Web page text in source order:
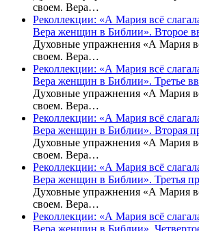
своем. Вера…
Реколлекции: «А Мария всё
Вера женщин в Библии». Второе
Духовные упражнения «А Мария
своем. Вера…
Реколлекции: «А Мария всё
Вера женщин в Библии». Третье
Духовные упражнения «А Мария
своем. Вера…
Реколлекции: «А Мария всё
Вера женщин в Библии». Вторая
Духовные упражнения «А Мария
своем. Вера…
Реколлекции: «А Мария всё
Вера женщин в Библии». Третья
Духовные упражнения «А Мария
своем. Вера…
Реколлекции: «А Мария всё
Вера женщин в Библии».